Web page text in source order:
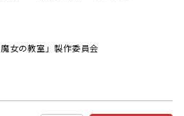
女の教室」製作委員会